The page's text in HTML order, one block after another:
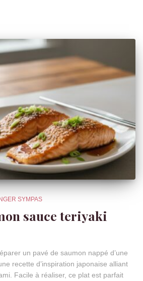
SYMPAS
sauce teriyaki
un pavé de saumon nappé d’une
recette d’inspiration japonaise alliant
Facile à réaliser, ce plat est parfait